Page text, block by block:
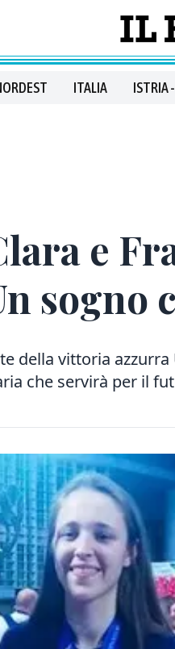
ITALIA ISTRIA
e
sogno
della vittoria azzurra
che servirà per il